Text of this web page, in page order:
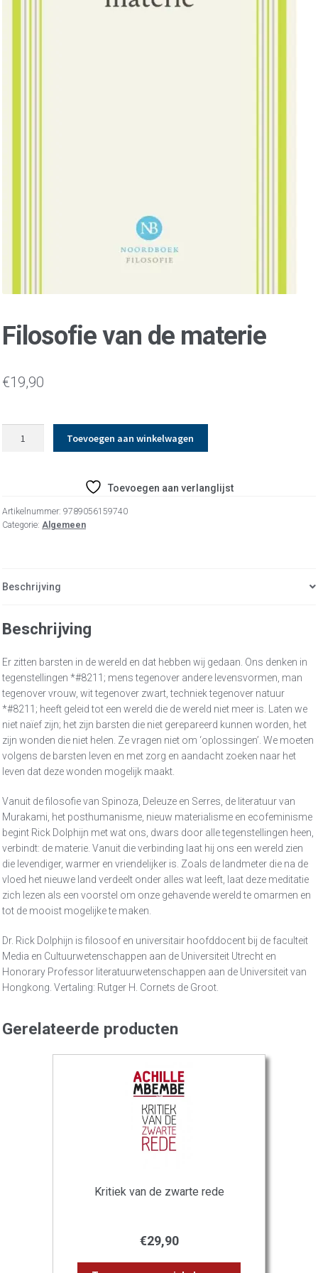
Filosofie van de materie
€19,90
Toevoegen aan winkelwagen
Toevoegen aan verlanglijst
Artikelnummer: 9789056159740
Categorie: Algemeen
Beschrijving
Beschrijving
Er zitten barsten in de wereld en dat hebben wij gedaan. Ons denken in
tegenstellingen *#8211; mens tegenover andere levensvormen, man
tegenover vrouw, wit tegenover zwart, techniek tegenover natuur
*#8211; heeft geleid tot een wereld die de wereld niet meer is. Laten we
niet naïef zijn; het zijn barsten die niet gerepareerd kunnen worden, het
zijn wonden die niet helen. Ze vragen niet om ‘oplossingen’. We moeten
volgens de barsten leven en met zorg en aandacht zoeken naar het
leven dat deze wonden mogelijk maakt.
Vanuit de filosofie van Spinoza, Deleuze en Serres, de literatuur van
Murakami, het posthumanisme, nieuw materialisme en ecofeminisme
begint Rick Dolphijn met wat ons, dwars door alle tegenstellingen heen,
verbindt: de materie. Vanuit die verbinding laat hij ons een wereld zien
die levendiger, warmer en vriendelijker is. Zoals de landmeter die na de
vloed het nieuwe land verdeelt onder alles wat leeft, laat deze meditatie
zich lezen als een voorstel om onze gehavende wereld te omarmen en
tot de mooist mogelijke te maken.
Dr. Rick Dolphijn is filosoof en universitair hoofddocent bij de faculteit
Media en Cultuurwetenschappen aan de Universiteit Utrecht en
Honorary Professor literatuurwetenschappen aan de Universiteit van
Hongkong. Vertaling: Rutger H. Cornets de Groot.
Gerelateerde producten
Kritiek van de zwarte rede
€29,90